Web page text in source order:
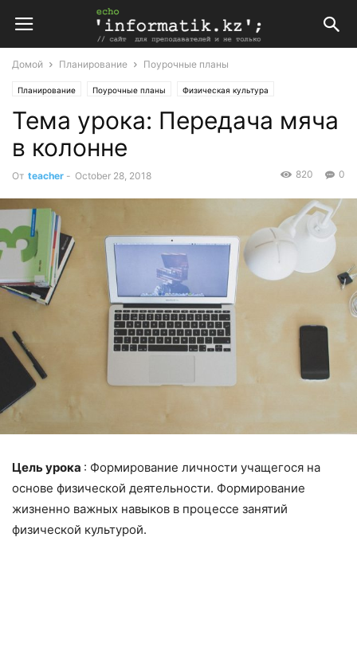
Домой Планирование Поурочные планы
Планирование Поурочные планы Физическая культура
Поурочные планы по физической культуре 3 класс Казахстанская школа
Тема урока: Передача мяча
в колонне
От teacher - October 28, 2018 0
820
Цель урока : Формирование личности учащегося на
основе физической деятельности. Формирование
жизненно важных навыков в процессе занятий
физической культурой.